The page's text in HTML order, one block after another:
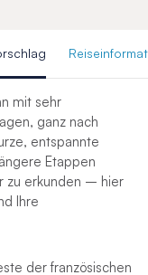
mit sehr
ganz nach
entspannte
Etappen
zu erkunden – hier
Ihre
der französischen